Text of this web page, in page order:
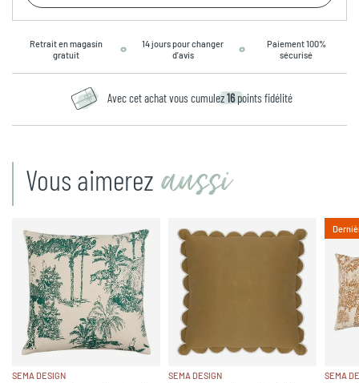
Retrait en magasin
gratuit
14 jours pour changer
d’avis
Paiement 100%
sécurisé
Avec cet achat vous cumulez16 points fidélité
Vous aimerez aussi
SEMA DESIGN
SEMA DESIGN
SEMA